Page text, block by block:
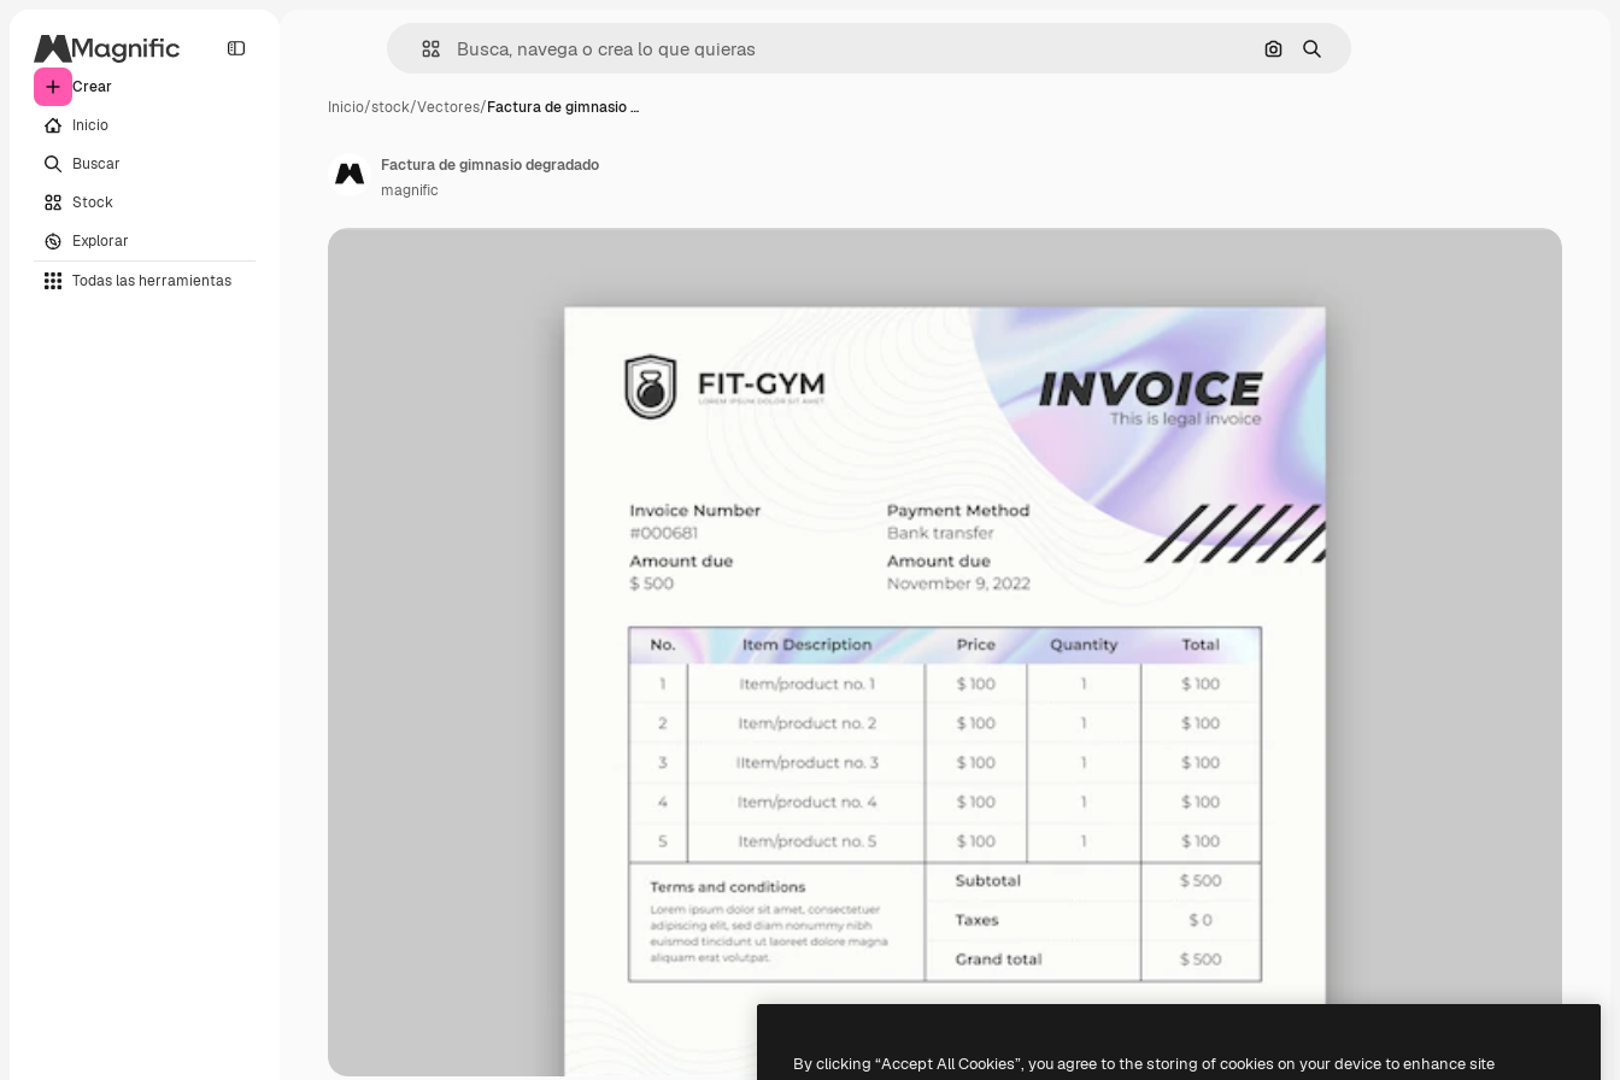
Crear
Inicio
Buscar
Stock
Explorar
Todas las herramientas
Buscar por imagen
Buscar
Inicio/stock/Vectores/Factura de gimnasio …
Factura de gimnasio degradado
magnific
By clicking “Accept All Cookies”, you agree to the storing of cookies on your device to enhance site